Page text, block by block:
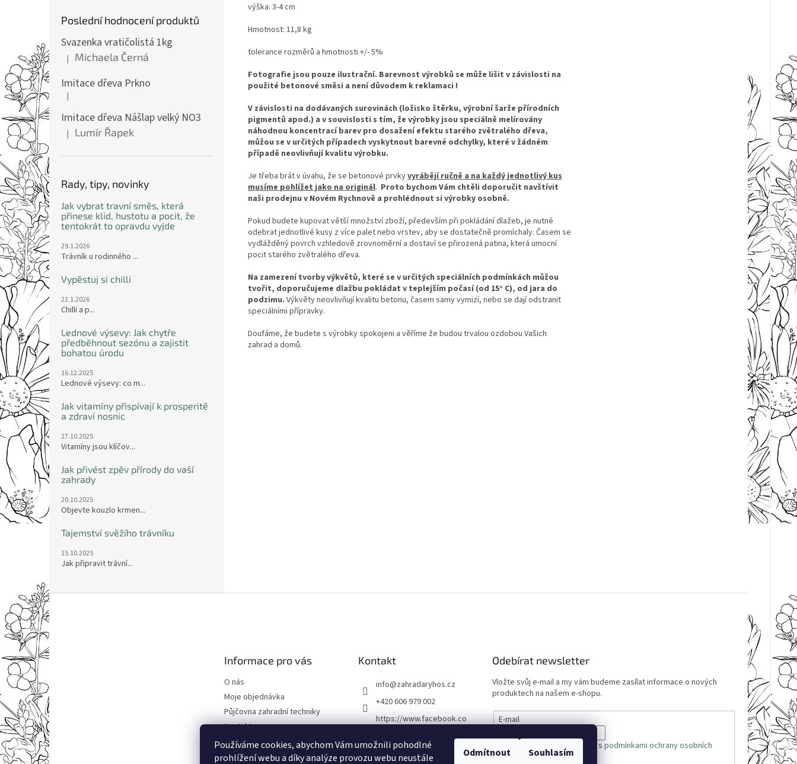
Používáme cookies, abychom Vám umožnili pohodlné
prohlížení webu a díky analýze provozu webu neustále
Odmítnout Souhlasím
Poslední hodnocení produktů
Svazenka vratičolistá 1kg
Hodnocení produktu je 5 z 5 hvězdiček.
| Michaela Černá
Imitace dřeva Prkno
Hodnocení produktu je 5 z 5 hvězdiček.
|
Imitace dřeva Nášlap velký NO3
Hodnocení produktu je 5 z 5 hvězdiček.
| Lumír Řapek
Rady, tipy, novinky
Jak vybrat travní směs, která
přinese klid, hustotu a pocit, že
tentokrát to opravdu vyjde
29.1.2026
Trávník u rodinného ...
Vypěstuj si chilli
22.1.2026
Chilli a p...
Lednové výsevy: Jak chytře
předběhnout sezónu a zajistit
bohatou úrodu
16.12.2025
Lednové výsevy: co m...
Jak vitamíny přispívají k prosperitě
a zdraví nosnic
27.10.2025
Vitamíny jsou klíčov...
Jak přivést zpěv přírody do vaší
zahrady
20.10.2025
Objevte kouzlo krmen...
Tajemství svěžího trávníku
15.10.2025
Jak připravit trávní...
výška: 3-4 cm
Hmotnost: 11,8 kg
tolerance rozměrů a hmotnosti +/- 5%
Fotografie jsou pouze ilustrační. Barevnost výrobků se může lišit v závislosti na
použité betonové směsi a není důvodem k reklamaci !
V závislosti na dodávaných surovinách (ložisko štěrku, výrobní šarže přírodních
pigmentů apod.) a v souvislosti s tím, že výrobky jsou speciálně melírovány
náhodnou koncentrací barev pro dosažení efektu starého zvětralého dřeva,
můžou se v určitých případech vyskytnout barevné odchylky, které v žádném
případě neovlivňují kvalitu výrobku.
Je třeba brát v úvahu, že se betonové prvkyvyrábějí ručně a na každý jednotlivý kus
musíme pohlížet jako na originál. Proto bychom Vám chtěli doporučit navštívit
naši prodejnu v Novém Rychnově a prohlédnout si výrobky osobně.
Pokud budete kupovat větší množství zboží, především při pokládání dlažeb, je nutné
odebrat jednotlivé kusy z více palet nebo vrstev, aby se dostatečně promíchaly. Časem se
vydlážděný povrch vzhledově zrovnoměrní a dostaví se přirozená patina, která umocní
pocit starého zvětralého dřeva.
Na zamezení tvorby výkvětů, které se v určitých speciálních podmínkách můžou
tvořit, doporučujeme dlažbu pokládat v teplejším počasí (od 15° C), od jara do
podzimu. Výkvěty neovlivňují kvalitu betonu, časem samy vymizí, nebo se dají odstranit
speciálními přípravky.
Doufáme, že budete s výrobky spokojeni a věříme že budou trvalou ozdobou Vašich
zahrad a domů.
á
p
a
Informace pro vás
O nás
Moje objednávka
Půjčovna zahradní techniky
Kontakty
Obchodní podmínky
Podmínky ochrany osobních
Kontakt
info@zahradaryhos.cz
+420 606 979 002
https://www.facebook.co
zahradaryhos.cz
Odebírat newsletter
Vložte svůj e-mail a my vám budeme zasílat informace o nových
produktech na našem e-shopu.
E-mail
Vložením e-mailu souhlasíte spodmínkami ochrany osobních
údajů